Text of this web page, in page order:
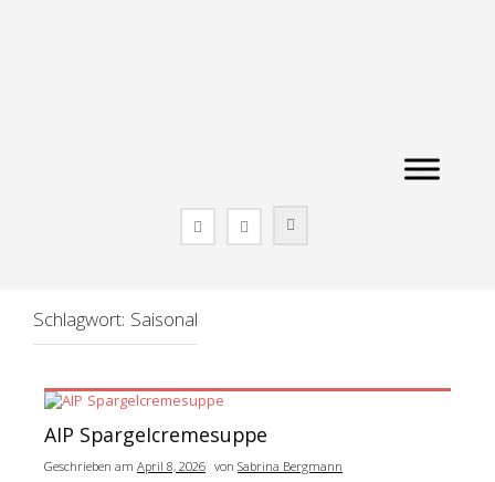
Schlagwort: Saisonal
AIP Spargelcremesuppe
Geschrieben am April 8, 2026 von Sabrina Bergmann